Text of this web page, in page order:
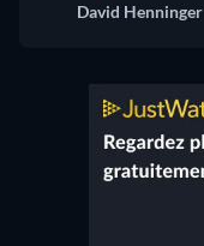
David Henninger